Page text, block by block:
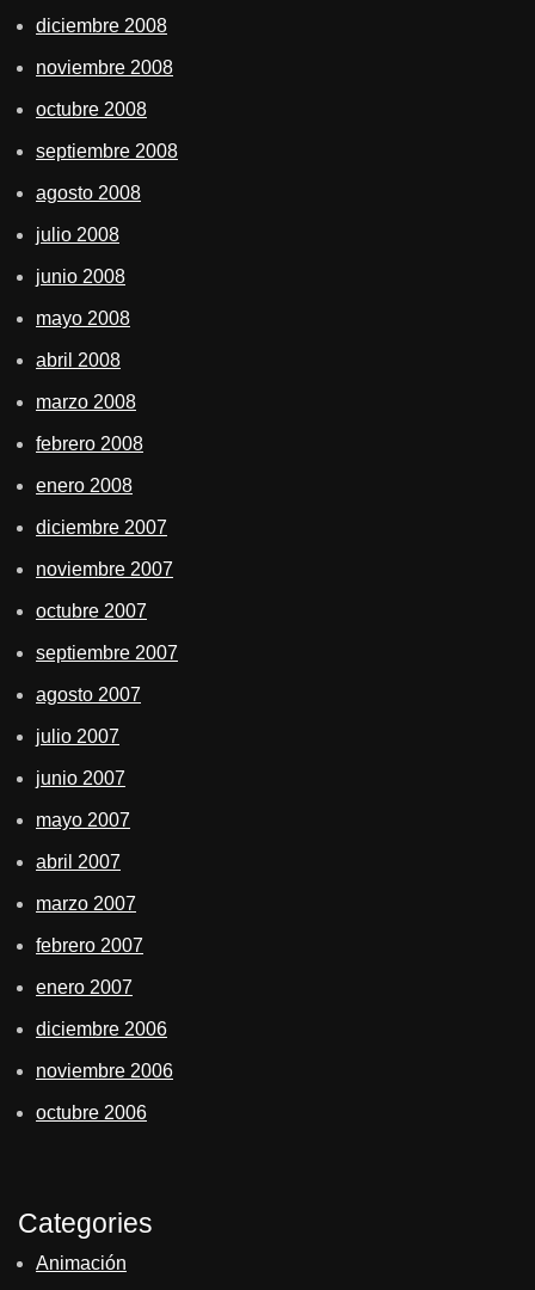
diciembre 2008
noviembre 2008
octubre 2008
septiembre 2008
agosto 2008
julio 2008
junio 2008
mayo 2008
abril 2008
marzo 2008
febrero 2008
enero 2008
diciembre 2007
noviembre 2007
octubre 2007
septiembre 2007
agosto 2007
julio 2007
junio 2007
mayo 2007
abril 2007
marzo 2007
febrero 2007
enero 2007
diciembre 2006
noviembre 2006
octubre 2006
Categories
Animación